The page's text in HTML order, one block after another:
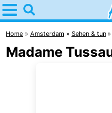
Home
Amsterdam
Interessante
Home Amsterdam Sehen & tun
Madame